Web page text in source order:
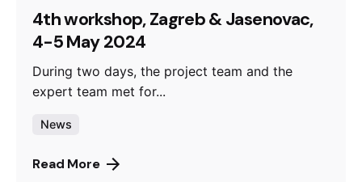
4th workshop, Zagreb & Jasenovac,
4-5 May 2024
During two days, the project team and the
expert team met for...
News
Read More